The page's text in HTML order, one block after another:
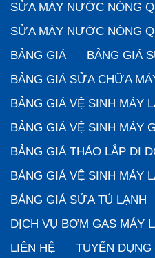
SỬA MÁY NƯỚC NÓNG
SỬA MÁY NƯỚC NÓNG
BẢNG GIÁ
BẢNG GIÁ
BẢNG GIÁ SỬA CHỮA
BẢNG GIÁ VỆ SINH MÁY
BẢNG GIÁ VỆ SINH MÁY
BẢNG GIÁ THÁO LẮP DI
BẢNG GIÁ VỆ SINH MÁY
BẢNG GIÁ SỬA TỦ LẠNH
DỊCH VỤ BƠM GAS MÁY
LIÊN HỆ
TUYỂN DỤNG